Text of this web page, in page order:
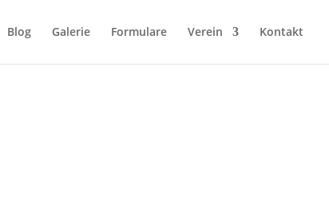
Blog Galerie Formulare Verein Kontakt